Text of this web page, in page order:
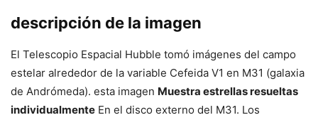
descripción de la imagen
El Telescopio Espacial Hubble tomó imágenes del campo
estelar alrededor de la variable Cefeida V1 en M31 (galaxia
de Andrómeda). esta imagen Muestra estrellas resueltas
individualmente En el disco externo del M31. Los